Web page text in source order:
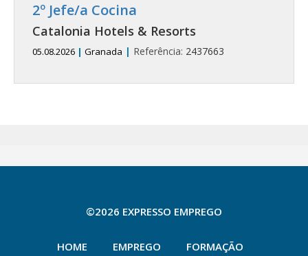
2º Jefe/a Cocina
Catalonia Hotels & Resorts
05.08.2026 | Granada | Referência: 2437663
©2026 EXPRESSO EMPREGO
HOME EMPREGO FORMAÇÃO